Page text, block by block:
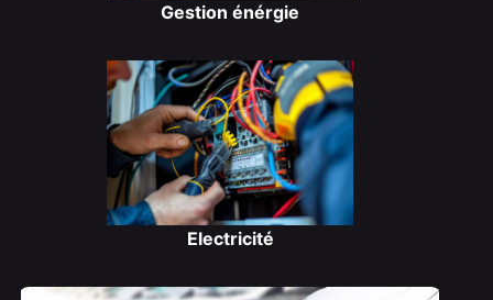
Gestion énérgie
Electricité